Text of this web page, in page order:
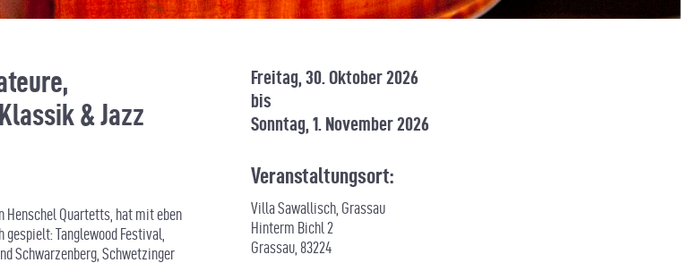
& Jazz
Henschel Quartetts, hat mit eben
Tanglewood Festival,
Schwarzenberg, Schwetzinger
Freitag, 30. Oktober 2026
bis
Sonntag, 1. November 2026
Veranstaltungsort:
Villa Sawallisch, Grassau
Hinterm Bichl 2
Grassau, 83224